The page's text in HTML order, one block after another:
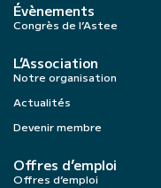
Évènements
Congrès de l’Astee
L’Association
Notre organisation
Actualités
Devenir membre
Offres d’emploi
Offres d’emploi